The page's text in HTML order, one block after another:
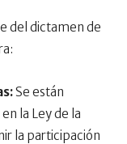
del dictamen de
Se están
la Ley de la
la participación